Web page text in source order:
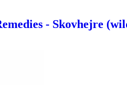
- Skovhejre